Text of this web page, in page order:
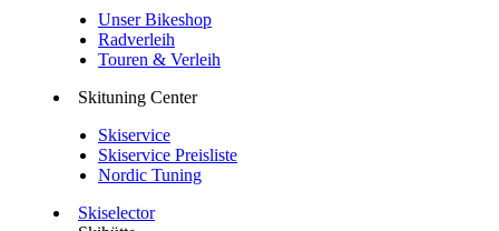
Unser Bikeshop
Radverleih
Touren & Verleih
Skituning Center
Skiservice
Skiservice Preisliste
Nordic Tuning
Skiselector